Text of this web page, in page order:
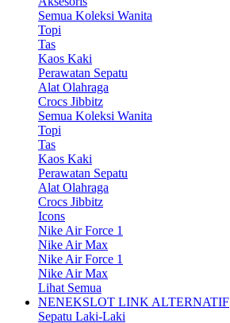
Semua Koleksi Wanita
Topi
Tas
Kaos Kaki
Perawatan Sepatu
Alat Olahraga
Crocs Jibbitz
Semua Koleksi Wanita
Topi
Tas
Kaos Kaki
Perawatan Sepatu
Alat Olahraga
Crocs Jibbitz
Icons
Nike Air Force 1
Nike Air Max
Nike Air Force 1
Nike Air Max
Lihat Semua
NENEKSLOT LINK ALTERNATIF
Sepatu Laki-Laki